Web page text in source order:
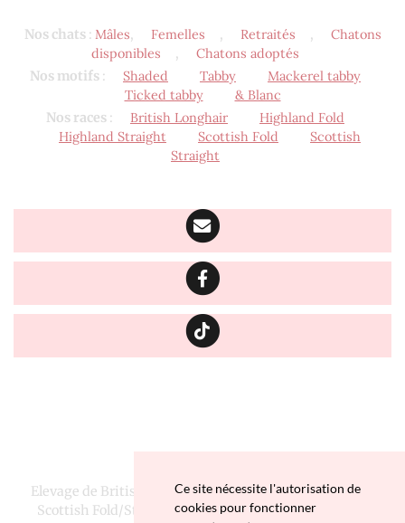
Nos chats: Mâles, Femelles , Retraités ,
Chatons
disponibles
,
Chatons adoptés
Nos motifs : Shaded Tabby
Mackerel tabby
Ticked tabby
& Blanc
Nos races : British Longhair
Highland Fold
Highland Straight
Scottish Fold
Scottish
Straight
Elevage de British Longhair, Highland Fold/Straight et
Scottish Fold/Straight depuis 2016 situé en Finistère
Ce site nécessite l'autorisation de
cookies pour fonctionner